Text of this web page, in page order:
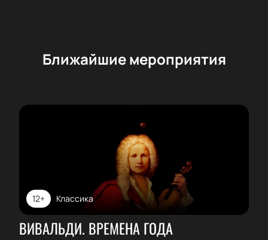
Ближайшие мероприятия
Классика
12+
ВИВАЛЬДИ. ВРЕМЕНА ГОДА